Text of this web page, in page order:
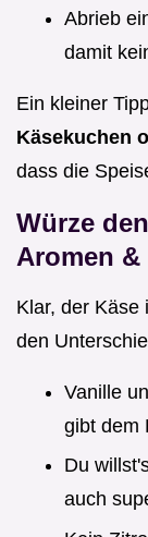
Abrieb
damit
Ein kleiner
Käsekuchen
dass die
Würze
Aromen &
Klar, der Käse
den
Vanille
gibt dem
Du
auch